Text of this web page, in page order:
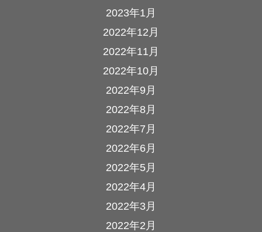
2023年1月
2022年12月
2022年11月
2022年10月
2022年9月
2022年8月
2022年7月
2022年6月
2022年5月
2022年4月
2022年3月
2022年2月